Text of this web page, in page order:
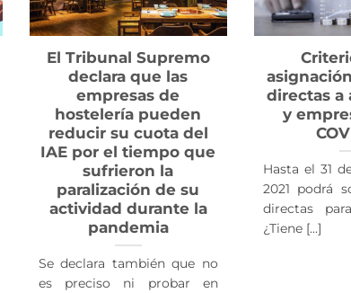
El Tribunal Supremo
declara que las
empresas de
hostelería pueden
reducir su cuota del
IAE por el tiempo que
sufrieron la
paralización de su
actividad durante la
pandemia
Se declara también que no
es preciso ni probar en
directas a
y
Hasta el 31
2021 podrá
directas
¿Tiene [...]